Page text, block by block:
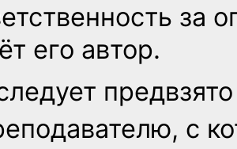
за
его автор.
с